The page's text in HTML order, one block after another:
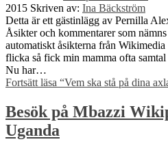
2015 Skriven av: Ina Bäckström
Detta är ett gästinlägg av Pernilla
Åsikter och kommentarer som
automatiskt åsikterna från
flicka så fick min mamma ofta
Nu har…
Fortsätt läsa “Vem ska stå på dina
Besök på Mbazzi
Uganda